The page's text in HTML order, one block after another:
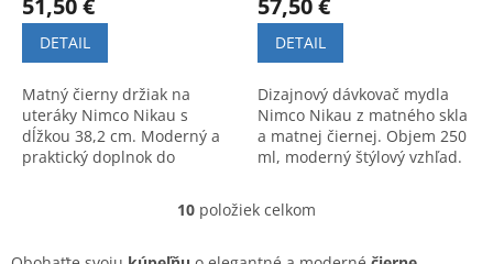
51,50 €
DETAIL
Matný čierny držiak na
uteráky Nimco Nikau s
dĺžkou 38,2 cm. Moderný a
praktický doplnok do
57,50 €
DETAIL
Dizajnový dávkovač mydla
Nimco Nikau z matného skla
a matnej čiernej. Objem 250
ml, moderný štýlový vzhľad.
O
10 položiek celkom